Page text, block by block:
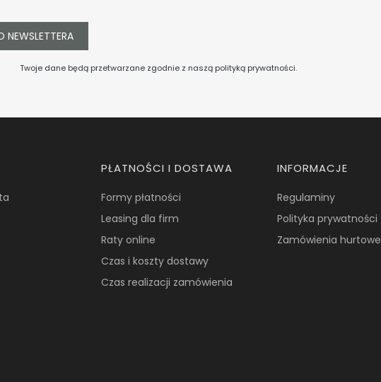
NEWSLETTERA
Twoje dane będą przetwarzane zgodnie z naszą polityką prywatności.
PŁATNOŚCI I DOSTAWA
Formy płatności
Leasing dla firm
Raty online
Czas i koszty dostawy
Czas realizacji zamówienia
INFORMACJE
Regulaminy
Polityka prywatności
Zamówienia hurtowe